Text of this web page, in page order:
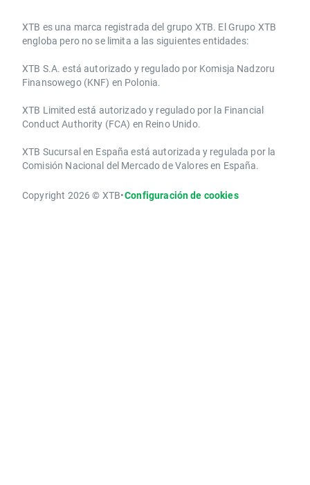
​​XTB es una marca registrada del grupo XTB. El Grupo XTB
engloba pero no se limita a las siguientes entidades:
XTB S.A.​ está autorizado y regulado por Komisja Nadzoru
Finansowego (KNF) ​en Polonia.
XTB Limited ​está autorizado y regulado por la ​Financial
Conduct Authority ​(FCA) en ​​Reino Unido.
XTB Sucursal en España está autorizada y regulada por la
Comisión Nacional del Mercado de Valores en España.
Copyright 2026 © XTB•Configuración de cookies